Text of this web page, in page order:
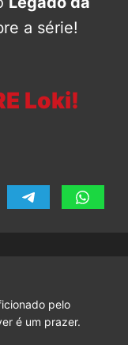
a série!
Loki!
pelo
é um prazer.